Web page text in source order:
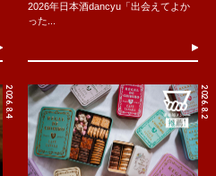
2026年日本酒dancyu「出会えてよか
った...
2026.8.4 2026.8.2